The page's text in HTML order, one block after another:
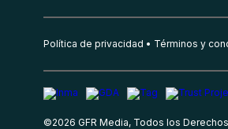
Política de privacidad Términos y
©2026 GFR Media, Todos los